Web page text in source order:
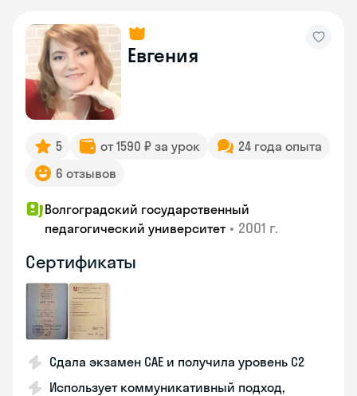
Евгения
5 от 1590 ₽ за урок
24 года опыта
6 отзывов
Волгоградский государственный
педагогический университет • 2001 г.
Сертификаты
Сдала экзамен CAE и получила уровень С2
Использует коммуникативный подход,